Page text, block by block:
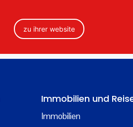
zu ihrer website
Immobilien und
Immobilien